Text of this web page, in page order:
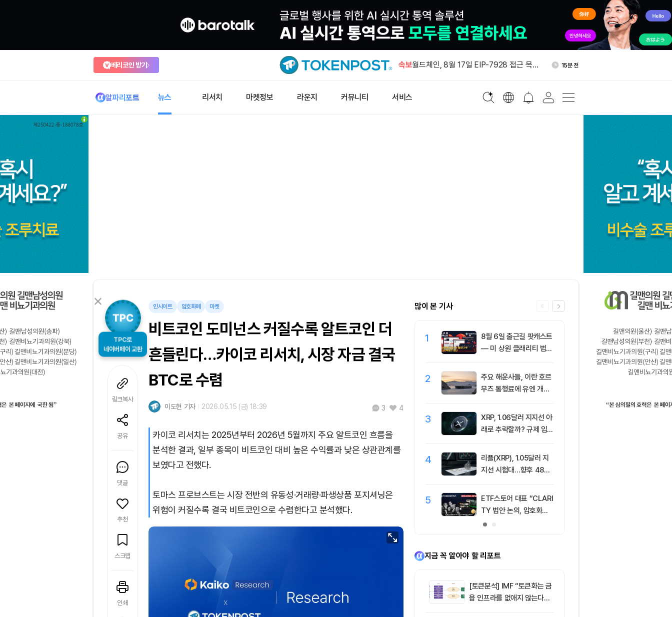
베리코인 받기 속보
BNB 비중 30.6%…그레이스케일 펀드 1
19분 전
월드체인, 8월 17일 EIP-7928 접근 목록
15분 전
알파리포트 뉴스 리서치 마켓정보 라운지 커뮤니티 서비스
TPC로
네이버페이 교환
링크복사
공유
댓글
추천
스크랩
인쇄
인사이트 암호화폐 마켓
비트코인 도미넌스 커질수록 알트코인 더
흔들린다…카이코 리서치, 시장 자금 결국
BTC로 수렴
이도현 기자 2026.05.15 (금) 18:39 3 4
카이코 리서치는 2025년부터 2026년 5월까지 주요 알트코인 흐름을
분석한 결과, 일부 종목이 비트코인 대비 높은 수익률과 낮은 상관관계를
보였다고 전했다.
토마스 프로브스트는 시장 전반의 유동성·거래량·파생상품 포지셔닝은
위험이 커질수록 결국 비트코인으로 수렴한다고 분석했다.
많이 본 기사
1
8월 6일 출근길 팟캐스트
— 미 상원 클래리티 법안
리움 반등 속 숏 청산 2.3
5억달러
2
주요 해운사들, 이란 호르
무즈 통행료에 유엔 개입
3
XRP, 1.06달러 지지선 아
래로 추락할까? 규제 입법
4
리플(XRP), 1.05달러 지
지선 시험대…향후 48시
5
ETF스토어 대표 “CLARI
TY 법안 논의, 암호화폐
교육 필요성 드러내”
XRP 가격 등
규제 완성과
확장 주목
[오후 시세브
인 64,516달
지금 꼭 알아야 할 리포트
[토큰분석] IMF “토큰화는 금
융 인프라를 없애지 않는다…